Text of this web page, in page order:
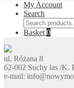
My Account
Search
Search
for:
Basket 0
ul. Różana 8
62-002 Suchy las /K.
e-mail: